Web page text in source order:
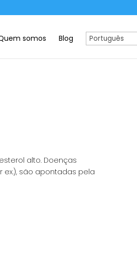
somos Blog
alto. Doenças
ex.), são apontadas pela